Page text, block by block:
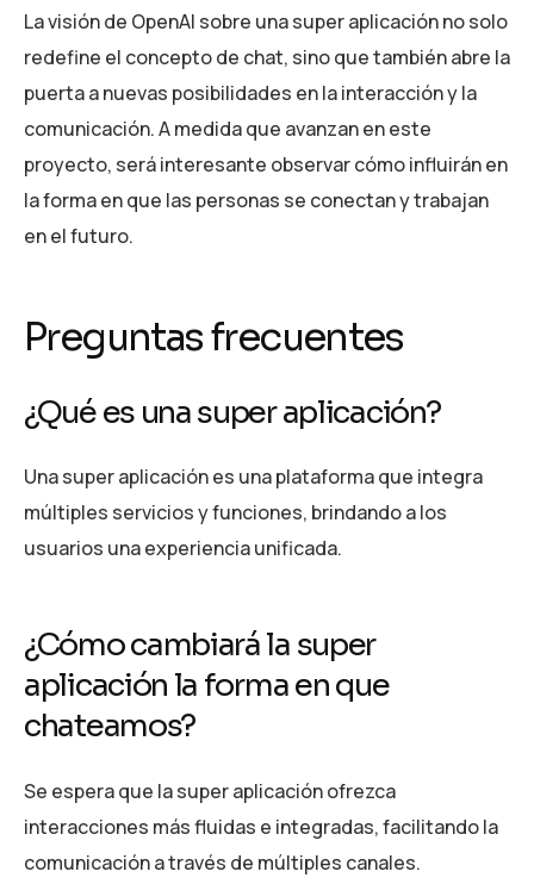
La visión de OpenAI sobre una super aplicación no solo
redefine el concepto de chat, sino que también abre la
puerta a nuevas posibilidades en la interacción y la
comunicación. A medida que avanzan en este
proyecto, será interesante observar cómo influirán en
la forma en que las personas se conectan y trabajan
en el futuro.
Preguntas frecuentes
¿Qué es una super aplicación?
Una super aplicación es una plataforma que integra
múltiples servicios y funciones, brindando a los
usuarios una experiencia unificada.
¿Cómo cambiará la super
aplicación la forma en que
chateamos?
Se espera que la super aplicación ofrezca
interacciones más fluidas e integradas, facilitando la
comunicación a través de múltiples canales.